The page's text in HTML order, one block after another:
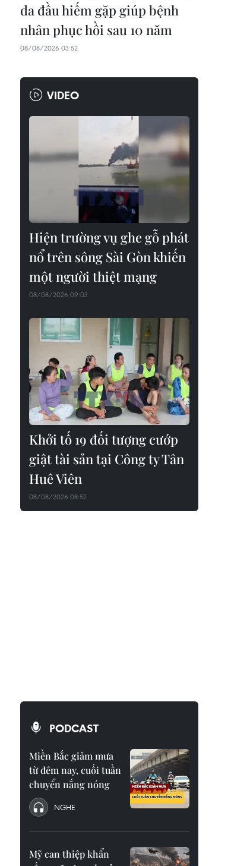
da đầu hiếm gặp giúp bệnh
nhân phục hồi sau 10 năm
08/08/2026 03:52
VIDEO
Hiện trường vụ ghe gỗ phát
nổ trên sông Sài Gòn khiến
một người thiệt mạng
08/08/2026 09:03
Khởi tố 19 đối tượng cướp
giật tài sản tại Công ty Tân
Huê Viên
08/08/2026 08:52
PODCAST
Miền Bắc giảm mưa
từ đêm nay, cuối tuần
chuyển nắng nóng
NGHE
Mỹ can thiệp khẩn